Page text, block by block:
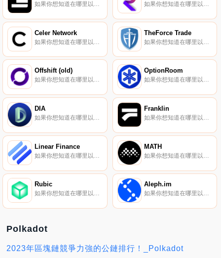
如果你想知道在哪里以當前價格購買ThreeFold,目前交易{ThreeFold]股票的頂級加密貨幣交易所是PancakeSwap（V2）、Stellarterm和JulSwap。您可以在我們的加密貨幣交易所頁面上找到其他列表. 如果你想知道在哪里以當前價格購買Raze Network,目前交易{Raze Network]股票的頂級加密貨幣交易所是Gate.io、LATOKEN和HotRAZEt。您可以在我們的加密貨幣交易所頁面上找到其他列表.
Celer Network TheForce Trade
Offshift (old)
如果你想知道在哪里以當前價格購買Offshift (old),目前交易{Offshift (old)]股票的頂級加密貨幣交易所是XT.COM和SushiSwap。您可以在我們的加密貨幣交易所頁面上找到其他列表.
OptionRoom
如果你想知道在哪里以當前價格購買OptionRoom,目前交易{OptionRoom]股票的頂級加密貨幣交易所是Gate.io、AscendEX（BitMax）、DODO（以太坊）和PancakeSwap（V2）。您可以在我們的加密貨幣交易所頁面上找到其他列表.
DIA
如果你想知道在哪里以當前價格購買DIA,目前交易{DIA]股票的頂級加密貨幣交易所是Binance、OKX、CoinW、Bitrue和Hotcoin Global。您可以在我們的加密貨幣交易所頁面上找到其他列表.
Franklin
如果你想知道在哪里以當前價格購買Franklin,目前交易{Franklin]股票的頂級加密貨幣交易所是Hotcoin Global、KuCoin、Gate.io、MEXC和ProBit Global。您可以在我們的加密貨幣交易所頁面上找到其他列表.
Linear Finance MATH
Rubic
如果你想知道在哪里以當前價格購買RuRBCc,目前交易{RuRBCc]股票的頂級加密貨幣交易所是Gate.io、Kraken、ProBit Global和Uniswap（V2）。您可以在我們的加密貨幣交易所頁面上找到其他列表。什么是二進制？RuRBCc是面向用戶和dApp的跨鏈技術聚合器.
Aleph.im
如果你想知道在哪里以當前價格購買Aleph.im,目前交易{Aleph.im]股票的頂級加密貨幣交易所是KuCoin、Gate.io、XT.COM、MEXC和Coinbase Exchange。您可以在我們的加密貨幣交易所頁面上找到其他列表.
Polkadot
2023年區塊鏈競爭力強的公鏈排行！_Polkadot